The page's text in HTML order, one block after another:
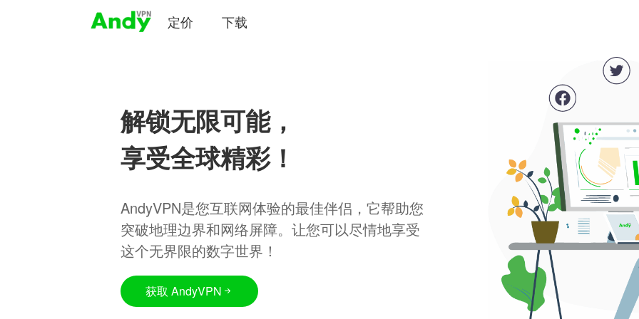
定价 下载
解锁无限可能，
享受全球精彩！
AndyVPN是您互联网体验的最佳伴侣，它帮助您
突破地理边界和网络屏障。让您可以尽情地享受
这个无界限的数字世界！
获取 AndyVPN